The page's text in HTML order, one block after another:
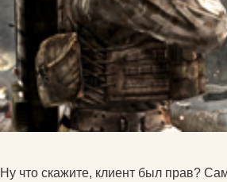
Ну что скажите, клиент был прав?